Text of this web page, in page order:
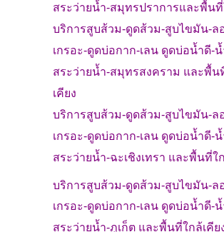
สระว่ายน้ำ-สมุทรปราการและพื้นที่
บริการสูบส้วม-ดูดส้วม-สูบไขมัน-ล
เกรอะ-ดูดบ่อกาก-เลน ดูดบ่อน้ำดี-น้
สระว่ายน้ำ-สมุทรสงคราม และพื้น
เคียง
บริการสูบส้วม-ดูดส้วม-สูบไขมัน-ล
เกรอะ-ดูดบ่อกาก-เลน ดูดบ่อน้ำดี-น้
สระว่ายน้ำ-ฉะเชิงเทรา และพื้นที่ใ
บริการสูบส้วม-ดูดส้วม-สูบไขมัน-ล
เกรอะ-ดูดบ่อกาก-เลน ดูดบ่อน้ำดี-น้
สระว่ายน้ำ-ภูเก็ต และพื้นที่ใกล้เคีย